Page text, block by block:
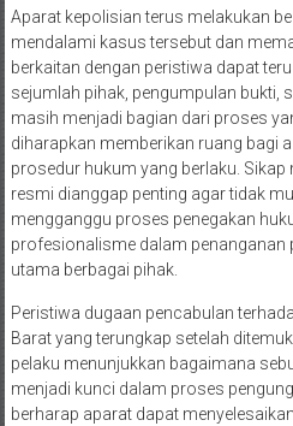
Aparat kepolisian terus melakukan
mendalami kasus tersebut dan
berkaitan dengan peristiwa dapat
sejumlah pihak, pengumpulan bukti,
masih menjadi bagian dari proses
diharapkan memberikan ruang bagi
prosedur hukum yang berlaku.
resmi dianggap penting agar tidak
mengganggu proses penegakan
profesionalisme dalam penanganan
utama berbagai pihak.
Peristiwa dugaan pencabulan
Barat yang terungkap setelah
pelaku menunjukkan bagaimana
menjadi kunci dalam proses
berharap aparat dapat